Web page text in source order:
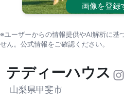
画像を登録
※ユーザーからの情報提供やAI解析に基
せん。公式情報をご確認ください。
テディーハウス
山梨県甲斐市